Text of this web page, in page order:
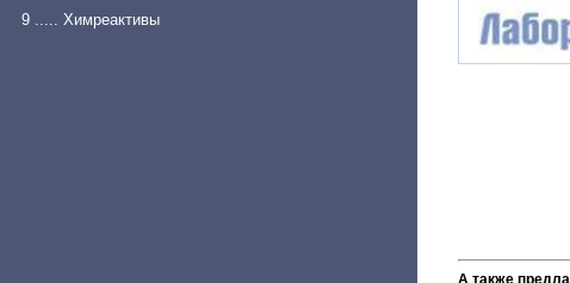
9 ..... Химреактивы
А также